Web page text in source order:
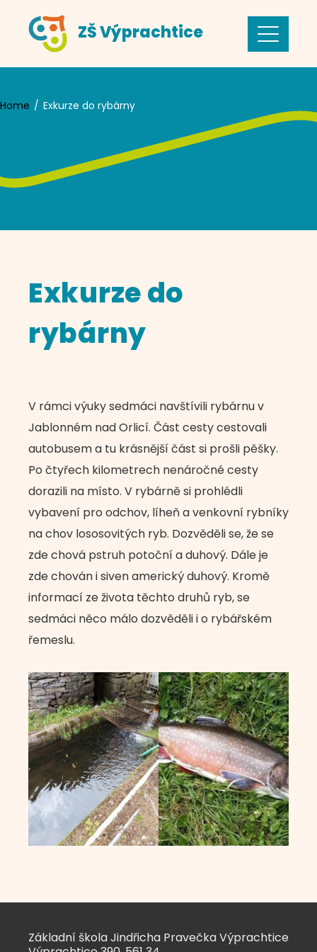
content
ZŠ Výprachtice
Home Exkurze do rybárny
Exkurze do
rybárny
V rámci výuky sedmáci navštívili rybárnu v
Jablonném nad Orlicí. Část cesty cestovali
autobusem a tu krásnější část si prošli pěšky.
Po čtyřech kilometrech nenáročné cesty
dorazili na místo. V rybárně si prohlédli
vybavení pro odchov, líheň a venkovní rybníky
na chov lososovitých ryb. Dozvěděli se, že se
zde chová pstruh potoční a duhový. Dále je
zde chován i siven americký duhový. Kromě
informací ze života těchto druhů ryb, se
sedmáci něco málo dozvěděli i o rybářském
řemeslu.
Základní škola Jindřicha Pravečka Výprachtice